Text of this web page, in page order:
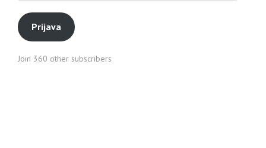
Prijava
Join 360 other subscribers